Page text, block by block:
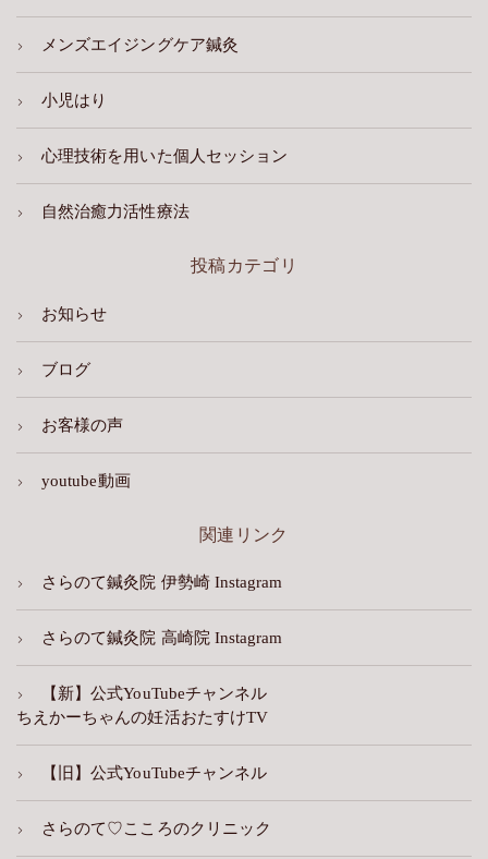
メンズエイジングケア鍼灸
小児はり
心理技術を用いた個人セッション
自然治癒力活性療法
投稿カテゴリ
お知らせ
ブログ
お客様の声
youtube動画
関連リンク
さらのて鍼灸院 伊勢崎 Instagram
さらのて鍼灸院 高崎院 Instagram
【新】公式YouTubeチャンネル
ちえかーちゃんの妊活おたすけTV
【旧】公式YouTubeチャンネル
さらのて♡こころのクリニック